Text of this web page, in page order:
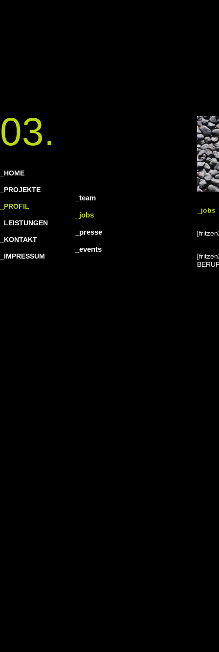
03.
_HOME
_PROJEKTE
_PROFIL
_LEISTUNGEN
_KONTAKT
_IMPRESSUM
_team
_jobs
_presse
_events
_jobs